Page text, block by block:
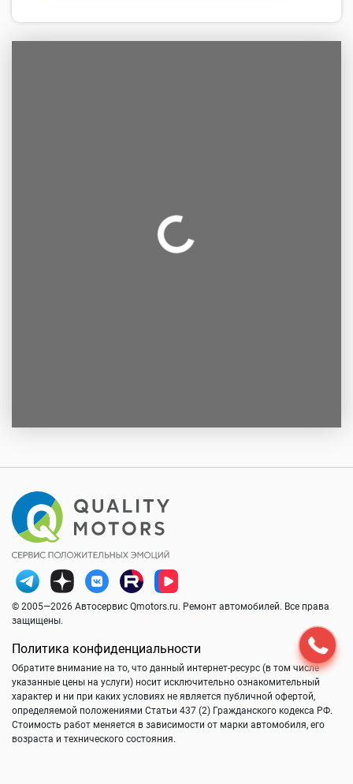
© 2005—2026 Автосервис Qmotors.ru. Ремонт автомобилей. Все права
защищены.
Политика конфиденциальности
Обратите внимание на то, что данный интернет-ресурс (в том числе
указанные цены на услуги) носит исключительно ознакомительный
характер и ни при каких условиях не является публичной офертой,
определяемой положениями Статьи 437 (2) Гражданского кодекса РФ.
Стоимость работ меняется в зависимости от марки автомобиля, его
возраста и технического состояния.